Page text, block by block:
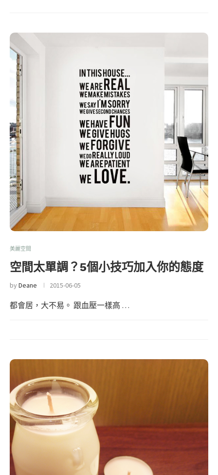
美麗空間
空間太單調？5個小技巧加入你的態度
byDeane 2015-06-05
都會居，大不易。 跟血壓一樣高 …